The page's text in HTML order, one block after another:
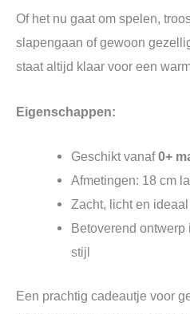
Of het nu gaat om spelen,
slapengaan of gewoon
staat altijd klaar voor een
Eigenschappen:
Geschikt vanaf0+
Afmetingen: 18 cm
Zacht, licht en
Betoverend
stijl
Een prachtig cadeautje voor